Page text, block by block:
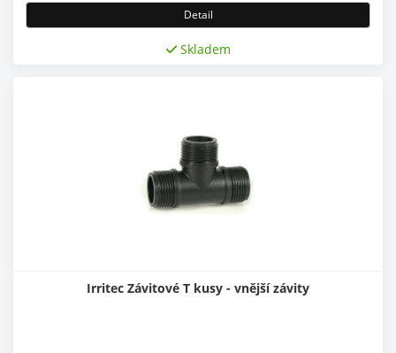
Detail
Skladem
Irritec Závitové T kusy - vnější závity